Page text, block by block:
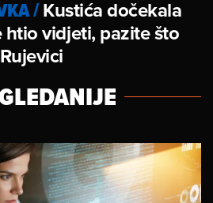
/Kustića dočekala
vidjeti, pazite što